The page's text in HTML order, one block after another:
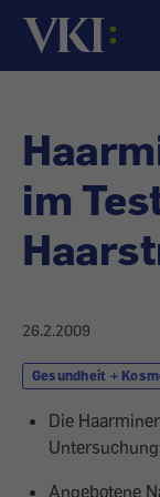
Startseite
im
26.2.2009
Gesundheit +
Die
Angebotene